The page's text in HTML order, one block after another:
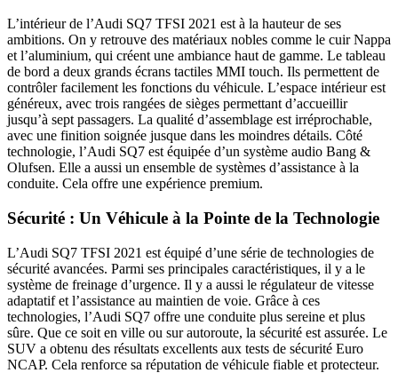
L’intérieur de l’Audi SQ7 TFSI 2021 est à la hauteur de ses
ambitions. On y retrouve des matériaux nobles comme le cuir Nappa
et l’aluminium, qui créent une ambiance haut de gamme. Le tableau
de bord a deux grands écrans tactiles MMI touch. Ils permettent de
contrôler facilement les fonctions du véhicule. L’espace intérieur est
généreux, avec trois rangées de sièges permettant d’accueillir
jusqu’à sept passagers. La qualité d’assemblage est irréprochable,
avec une finition soignée jusque dans les moindres détails. Côté
technologie, l’Audi SQ7 est équipée d’un système audio Bang &
Olufsen. Elle a aussi un ensemble de systèmes d’assistance à la
conduite. Cela offre une expérience premium.
Sécurité : Un Véhicule à la Pointe de la Technologie
L’Audi SQ7 TFSI 2021 est équipé d’une série de technologies de
sécurité avancées. Parmi ses principales caractéristiques, il y a le
système de freinage d’urgence. Il y a aussi le régulateur de vitesse
adaptatif et l’assistance au maintien de voie. Grâce à ces
technologies, l’Audi SQ7 offre une conduite plus sereine et plus
sûre. Que ce soit en ville ou sur autoroute, la sécurité est assurée. Le
SUV a obtenu des résultats excellents aux tests de sécurité Euro
NCAP. Cela renforce sa réputation de véhicule fiable et protecteur.